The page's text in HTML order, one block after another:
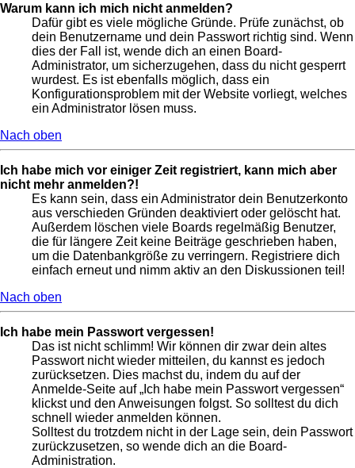
Warum kann ich mich nicht anmelden?
Dafür gibt es viele mögliche Gründe. Prüfe zunächst, ob
dein Benutzername und dein Passwort richtig sind. Wenn
dies der Fall ist, wende dich an einen Board-
Administrator, um sicherzugehen, dass du nicht gesperrt
wurdest. Es ist ebenfalls möglich, dass ein
Konfigurationsproblem mit der Website vorliegt, welches
ein Administrator lösen muss.
Nach oben
Ich habe mich vor einiger Zeit registriert, kann mich aber
nicht mehr anmelden?!
Es kann sein, dass ein Administrator dein Benutzerkonto
aus verschieden Gründen deaktiviert oder gelöscht hat.
Außerdem löschen viele Boards regelmäßig Benutzer,
die für längere Zeit keine Beiträge geschrieben haben,
um die Datenbankgröße zu verringern. Registriere dich
einfach erneut und nimm aktiv an den Diskussionen teil!
Nach oben
Ich habe mein Passwort vergessen!
Das ist nicht schlimm! Wir können dir zwar dein altes
Passwort nicht wieder mitteilen, du kannst es jedoch
zurücksetzen. Dies machst du, indem du auf der
Anmelde-Seite auf „Ich habe mein Passwort vergessen“
klickst und den Anweisungen folgst. So solltest du dich
schnell wieder anmelden können.
Solltest du trotzdem nicht in der Lage sein, dein Passwort
zurückzusetzen, so wende dich an die Board-
Administration.